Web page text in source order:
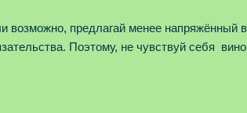
возможно, предлагай менее напряжённый
Поэтому, не чувствуй себя